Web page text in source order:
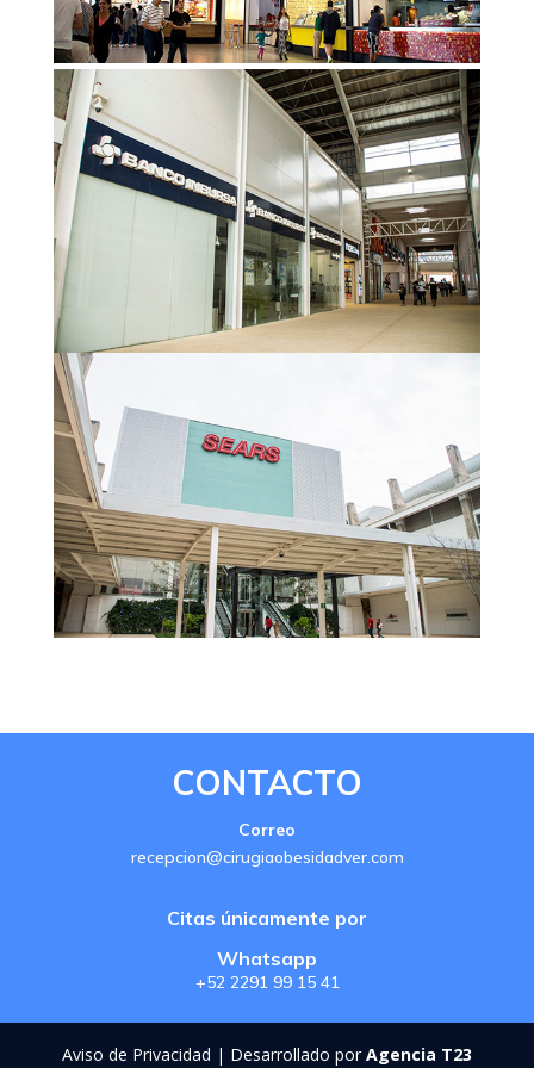
CONTACTO
Correo
recepcion@cirugiaobesidadver.com
Citas únicamente por
Whatsapp
+52 2291 99 15 41
Aviso de Privacidad | Desarrollado por Agencia T23